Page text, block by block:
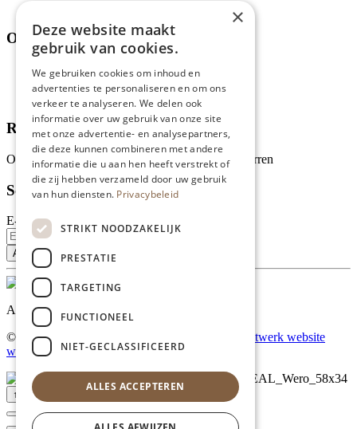
Over ons
Wie zijn wij?
Recepten
Tips
Recensies
Onze klanten waarderen ons met 4.9 van de 5 sterren
Schrijf je in voor onze nieuwsbrief
E-mailadres
Al onze prijzen zijn incl. BTW
© Copyright 2026 Limburgs Bakwinkeltje |
Maatwerk website
webmix
↑ Top
×
Deze website maakt
gebruik van cookies.
We gebruiken cookies om inhoud en
advertenties te personaliseren en om ons
verkeer te analyseren. We delen ook
informatie over uw gebruik van onze site
met onze advertentie- en analysepartners,
die deze kunnen combineren met andere
informatie die u aan hen heeft verstrekt of
die zij hebben verzameld door uw gebruik
van hun diensten. Privacybeleid
STRIKT NOODZAKELIJK
PRESTATIE
TARGETING
FUNCTIONEEL
NIET-GECLASSIFICEERD
ALLES ACCEPTEREN